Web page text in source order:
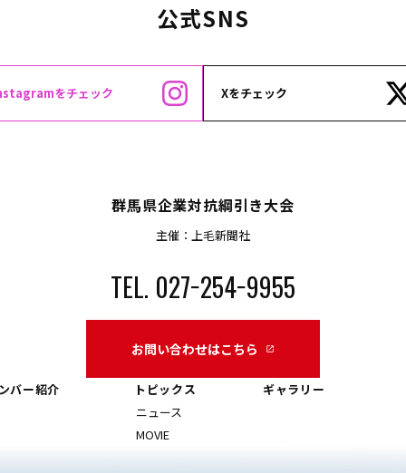
公式SNS
をチェック Xをチェック
群馬県企業対抗綱引き大会
主催：上毛新聞社
TEL. 027−254−9955
お問い合わせはこちら launch
バー紹介
トピックス
ニュース
MOVIE
ギャラリー